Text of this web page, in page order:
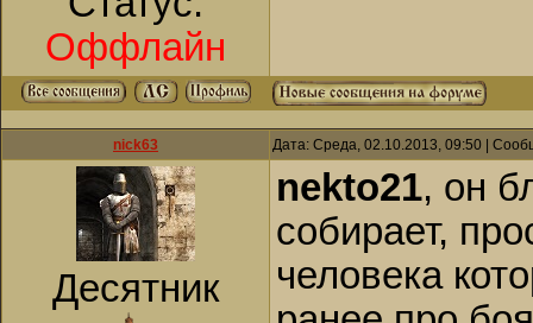
Оффлайн
nick63 Дата: Среда, 02.10.2013, 09:50 |
Десятник
nekto21, он
собирает,
человека